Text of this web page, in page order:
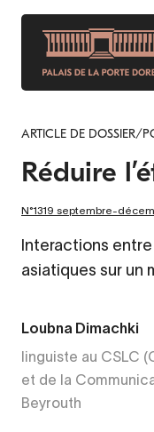
Aller
contenu
principal
ARTICLE DE DOSSIER/
Réduire
N°1319 septembre-
Interactions
asiatiques sur un
Loubna Dimachki
linguiste au CSLC
et de la
Beyrouth